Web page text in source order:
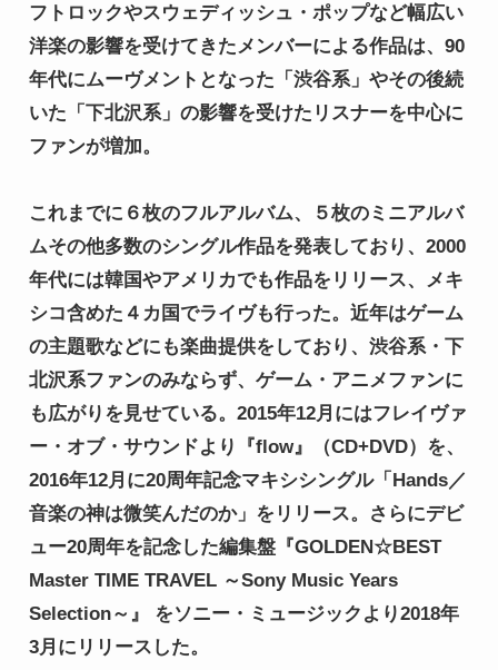
フトロックやスウェディッシュ・ポップなど幅広い
洋楽の影響を受けてきたメンバーによる作品は、90
年代にムーヴメントとなった「渋谷系」やその後続
いた「下北沢系」の影響を受けたリスナーを中心に
ファンが増加。
これまでに６枚のフルアルバム、５枚のミニアルバ
ムその他多数のシングル作品を発表しており、2000
年代には韓国やアメリカでも作品をリリース、メキ
シコ含めた４カ国でライヴも行った。近年はゲーム
の主題歌などにも楽曲提供をしており、渋谷系・下
北沢系ファンのみならず、ゲーム・アニメファンに
も広がりを見せている。2015年12月にはフレイヴァ
ー・オブ・サウンドより『flow』（CD+DVD）を、
2016年12月に20周年記念マキシシングル「Hands／
音楽の神は微笑んだのか」をリリース。さらにデビ
ュー20周年を記念した編集盤『GOLDEN☆BEST
Master TIME TRAVEL ～Sony Music Years
Selection～』 をソニー・ミュージックより2018年
3月にリリースした。